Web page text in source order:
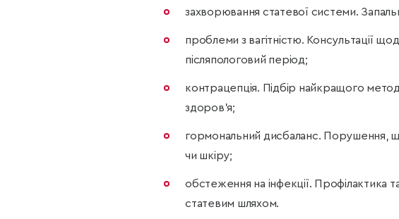
захворювання статевої системи.
проблеми з вагітністю. Консультації
післяпологовий період;
контрацепція. Підбір найкращого
здоров’я;
гормональний дисбаланс. Порушення,
чи шкіру;
обстеження на інфекції. Профілактика
статевим шляхом.